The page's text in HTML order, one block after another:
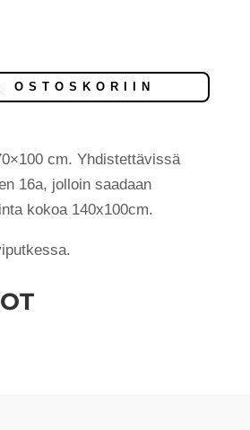
OSTOSKORIIN
cm. Yhdistettävissä
16a, jolloin saadaan
kokoa 140x100cm.